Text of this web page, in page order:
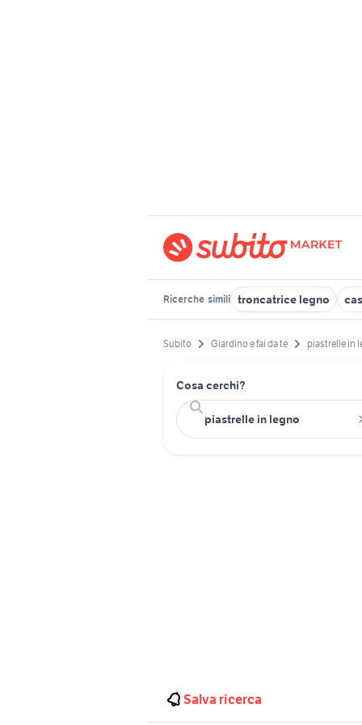
Ricerche simili troncatrice legno
Subito Giardino e fai da te piastrelle in
Cosa cerchi?
Salva ricerca